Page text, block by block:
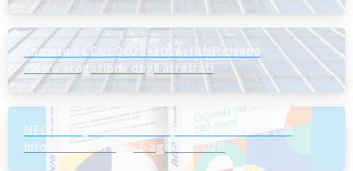
Firmato il CCNL 2022-2024: l’ANP chiede
celere erogazione degli arretrati
NEODS26 | Le credenziali per accedere alla call
informativa di oggi 6 agosto 2026